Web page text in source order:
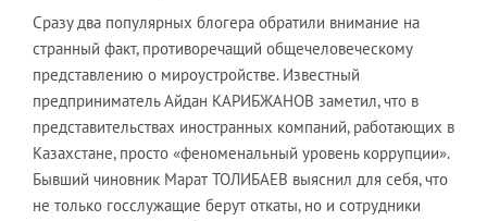
Сразу два популярных блогера обратили внимание на
странный факт, противоречащий общечеловеческому
представлению о мироустройстве. Известный
предприниматель Айдан КАРИБЖАНОВ заметил, что в
представительствах иностранных компаний, работающих в
Казахстане, просто «феноменальный уровень коррупции».
Бывший чиновник Марат ТОЛИБАЕВ выяснил для себя, что
не только госслужащие берут откаты, но и сотрудники